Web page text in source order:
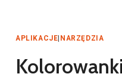
APLIKACJE NARZĘDZIA